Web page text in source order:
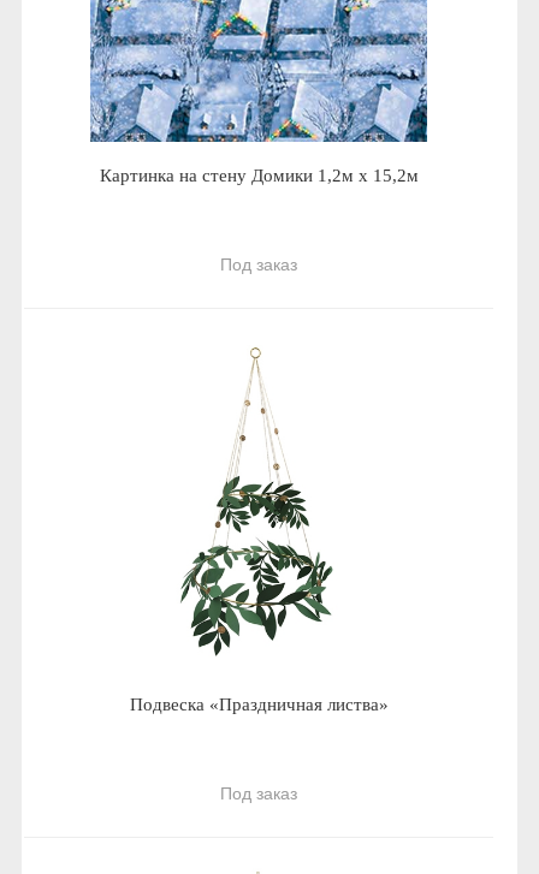
Картинка на стену Домики 1,2м х 15,2м
Под заказ
Подвеска «Праздничная листва»
Под заказ